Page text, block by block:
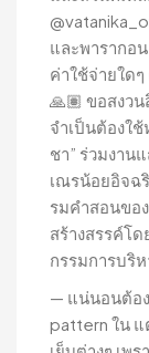
และพารากอ
ค่าใช้จ่ายใด
🙏🏽 ขอสงว
จำเป็นต้องใ
ชา” ร่วมงาน
เณรน้อยอิจฉ
รมคําสอนของ
สร้างสรรค์โ
กรรมการบริ
— แน่นอนต้อง
pattern ใน แ